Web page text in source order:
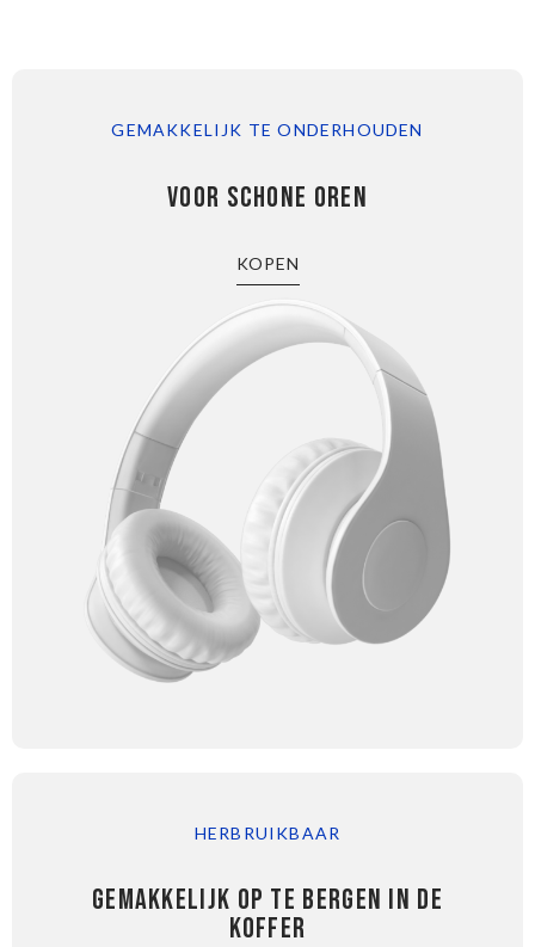
GEMAKKELIJK TE ONDERHOUDEN
VOOR SCHONE OREN
KOPEN
HERBRUIKBAAR
GEMAKKELIJK OP TE BERGEN IN DE
KOFFER